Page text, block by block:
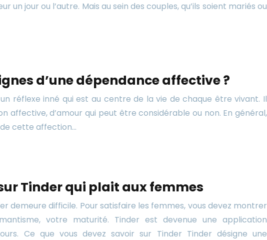
jour ou l’autre. Mais au sein des couples, qu’ils soient mariés ou
d’une dépendance affective ?
réflexe inné qui est au centre de la vie de chaque être vivant. Il
affective, d’amour qui peut être considérable ou non. En général,
cette affection…
Tinder qui plait aux femmes
demeure difficile. Pour satisfaire les femmes, vous devez montrer
votre maturité. Tinder est devenue une application
Ce que vous devez savoir sur Tinder Tinder désigne une